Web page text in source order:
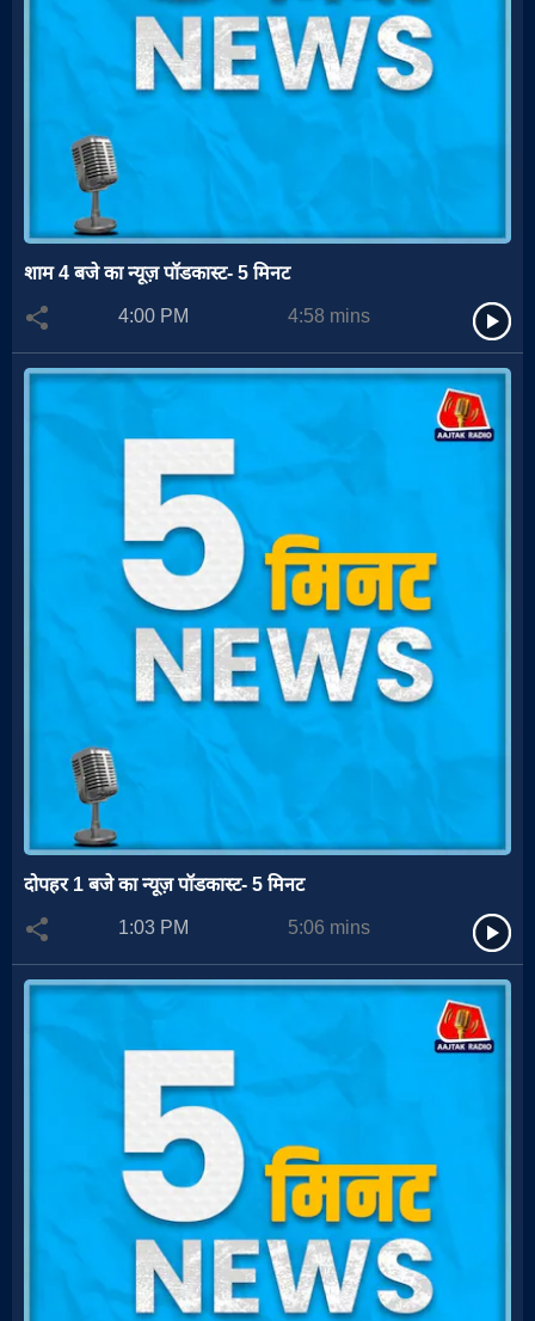
शाम 4 बजे का न्यूज़ पॉडकास्ट- 5 मिनट
4:00 PM
4:58 mins
दोपहर 1 बजे का न्यूज़ पॉडकास्ट- 5 मिनट
1:03 PM
5:06 mins